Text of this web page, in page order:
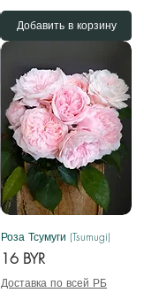
Добавить в корзину
Роза Тсумуги (Tsumugi)
Цена
16 BYR
Доставка по всей РБ